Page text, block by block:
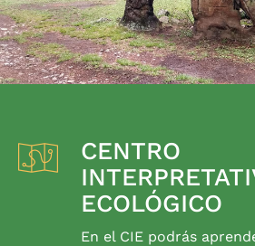
CENTRO
ECOLÓGICO
En el CIE podrás